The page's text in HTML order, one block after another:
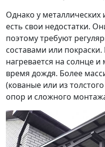
Однако у
есть свои недостатки.
поэтому требуют
составами или
нагревается на солнце
время дождя. Более
(кованые или из
опор и сложного